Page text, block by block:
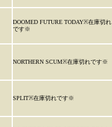
DOOMED FUTURE TODAY※在庫切れ
です※
NORTHERN SCUM※在庫切れです※
SPLIT※在庫切れです※